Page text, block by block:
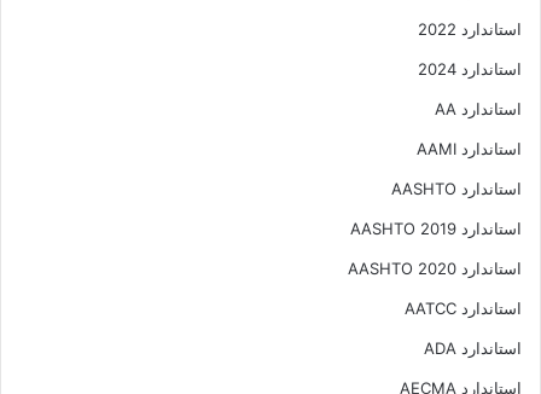
استاندارد 2022
استاندارد 2024
استاندارد AA
استاندارد AAMI
استاندارد AASHTO
استاندارد AASHTO 2019
استاندارد AASHTO 2020
استاندارد AATCC
استاندارد ADA
استاندارد AECMA